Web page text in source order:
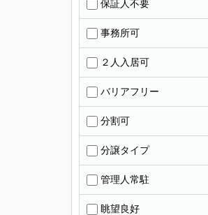
保証人不要
事務所可
２人入居可
バリアフリー
分割可
分譲タイプ
管理人常駐
眺望良好